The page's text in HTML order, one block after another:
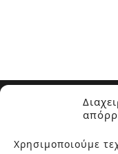
Χρησιμοποιούμε